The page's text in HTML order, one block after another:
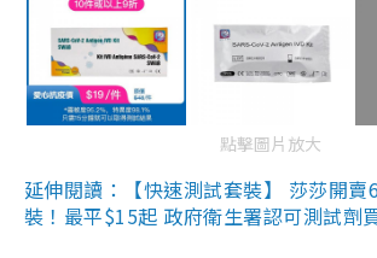
點擊圖片放大
延伸閱讀：【快速測試套裝】 莎莎開賣
裝！最平$15起 政府衛生署認可測試劑